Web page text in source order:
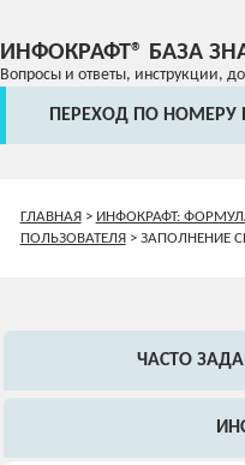
ИНФОКРАФТ® БАЗА
Вопросы и ответы, инструкции,
ПЕРЕХОД ПО НОМЕРУ
ГЛАВНАЯ> ИНФОКРАФТ:
ПОЛЬЗОВАТЕЛЯ> ЗАПОЛНЕНИЕ
ЧАСТО